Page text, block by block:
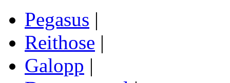
Pegasus |
Reithose |
Galopp |